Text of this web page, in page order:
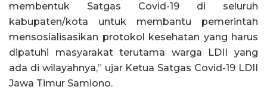
membentuk Satgas Covid-19 di seluruh
kabupaten/kota untuk membantu pemerintah
mensosialisasikan protokol kesehatan yang harus
dipatuhi masyarakat terutama warga LDII yang
ada di wilayahnya,” ujar Ketua Satgas Covid-19 LDII
Jawa Timur Samiono.